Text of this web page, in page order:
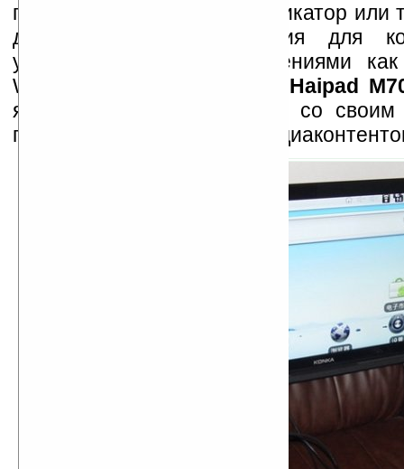
превратить Android-коммуникатор или
дистанционного управления для
управлять такими приложениями
Winamp через Wi-Fi. А вот Haipad
является первым таблетом со своим
пультом для управления